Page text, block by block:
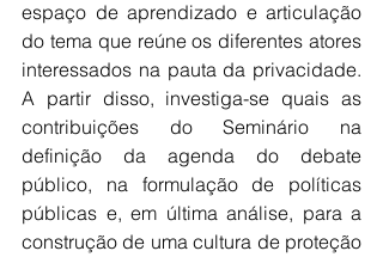
espaço de aprendizado e articulação
do tema que reúne os diferentes atores
interessados na pauta da privacidade.
A partir disso, investiga-se quais as
contribuições do Seminário na
definição da agenda do debate
público, na formulação de políticas
públicas e, em última análise, para a
construção de uma cultura de proteção